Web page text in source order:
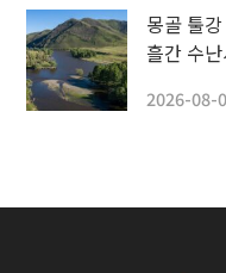
몽골 툴
흘간 수
2026-08-